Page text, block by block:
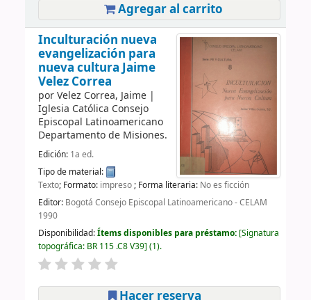
Agregar al carrito
Inculturación nueva
evangelización para
nueva cultura Jaime
Velez Correa
porVelez Correa, Jaime|
Iglesia Católica Consejo
Episcopal Latinoamericano
Departamento de Misiones.
Edición: 1a ed.
Tipo de material:
Texto; Formato: impreso; Forma literaria: No es ficción
Editor: Bogotá Consejo Episcopal Latinoamericano - CELAM
1990
Disponibilidad:Ítems disponibles para préstamo: Signatura
topográfica: BR 115 .C8 V39 (1).
Hacer reserva